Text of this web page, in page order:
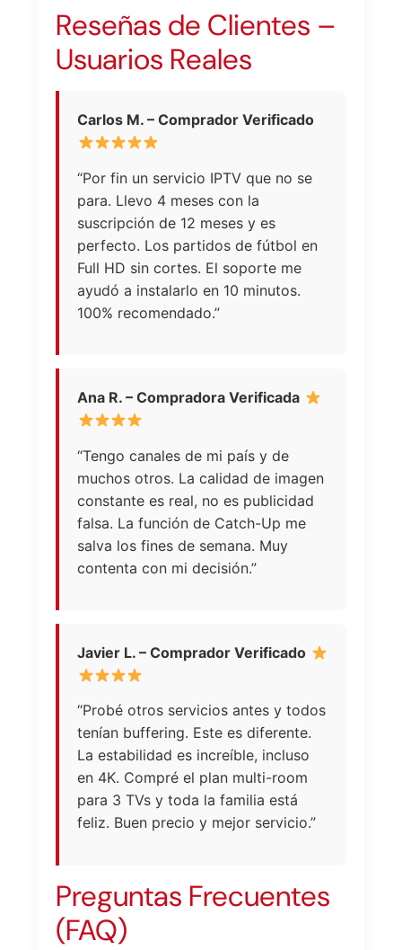
Reseñas de Clientes –
Usuarios Reales
Carlos M. – Comprador Verificado
“Por fin un servicio IPTV que no se
para. Llevo 4 meses con la
suscripción de 12 meses y es
perfecto. Los partidos de fútbol en
Full HD sin cortes. El soporte me
ayudó a instalarlo en 10 minutos.
100% recomendado.”
Ana R. – Compradora Verificada
“Tengo canales de mi país y de
muchos otros. La calidad de imagen
constante es real, no es publicidad
falsa. La función de Catch-Up me
salva los fines de semana. Muy
contenta con mi decisión.”
Javier L. – Comprador Verificado
“Probé otros servicios antes y todos
tenían buffering. Este es diferente.
La estabilidad es increíble, incluso
en 4K. Compré el plan multi-room
para 3 TVs y toda la familia está
feliz. Buen precio y mejor servicio.”
Preguntas Frecuentes
(FAQ)